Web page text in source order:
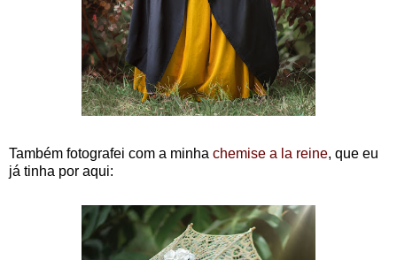
Também fotografei com a minha chemise a la reine, que eu
já tinha por aqui: